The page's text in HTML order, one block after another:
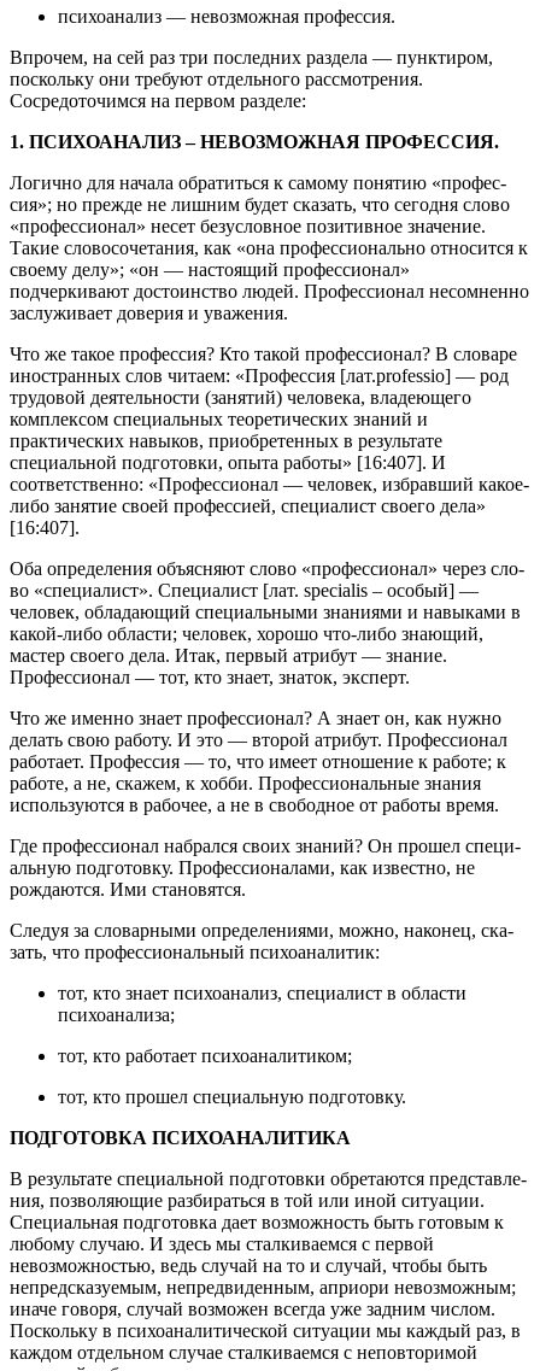
психоанализ — невозможная профессия.
Впрочем, на сей раз три последних раздела — пунктиром,
поскольку они требуют отдельного рассмотрения.
Сосредоточимся на первом разделе:
1. ПСИХОАНАЛИЗ – НЕВОЗМОЖНАЯ ПРОФЕССИЯ.
Логично для начала обратиться к самому понятию «профес­
сия»; но прежде не лишним будет сказать, что сегодня слово
«про­фессионал» несет безусловное позитивное значение.
Такие слово­сочетания, как «она профессионально относится к
своему делу»; «он — настоящий профессионал»
подчеркивают достоинство лю­дей. Профессионал несомненно
заслуживает доверия и уважения.
Что же такое профессия? Кто такой профессионал? В словаре
иностранных слов читаем: «Профессия [лат.professio] — род
тру­довой деятельности (занятий) человека, владеющего
комплексом специальных теоретических знаний и
практических навыков, при­обретенных в результате
специальной подготовки, опыта работы» [16:407]. И
соответственно: «Профессионал — человек, избравший какое-
либо занятие своей профессией, специалист своего дела»
[16:407].
Оба определения объясняют слово «профессионал» через сло­
во «специалист». Специалист [лат. specialis – особый] —
человек, обладающий специальными знаниями и навыками в
какой-либо области; человек, хорошо что-либо знающий,
мастер своего дела. Итак, первый атрибут — знание.
Профессионал — тот, кто зна­ет, знаток, эксперт.
Что же именно знает профессионал? А знает он, как нужно
делать свою работу. И это — второй атрибут. Профессионал
ра­ботает. Профессия — то, что имеет отношение к работе; к
работе, а не, скажем, к хобби. Профессиональные знания
используются в рабочее, а не в свободное от работы время.
Где профессионал набрался своих знаний? Он прошел специ­
альную подготовку. Профессионалами, как известно, не
рождают­ся. Ими становятся.
Следуя за словарными определениями, можно, наконец, ска­
зать, что профессиональный психоаналитик:
тот, кто знает психоанализ, специалист в области
психоана­лиза;
тот, кто работает психоаналитиком;
тот, кто прошел специальную подготовку.
ПОДГОТОВКА ПСИХОАНАЛИТИКА
В результате специальной подготовки обретаются представле­
ния, позволяющие разбираться в той или иной ситуации.
Специаль­ная подготовка дает возможность быть готовым к
любому случаю. И здесь мы сталкиваемся с первой
невозможностью, ведь случай на то и случай, чтобы быть
непредсказуемым, непредвиденным, априори невозможным;
иначе говоря, случай возможен всегда уже задним числом.
Поскольку в психоаналитической ситуации мы каждый раз, в
каждом отдельном случае сталкиваемся с не­повторимой